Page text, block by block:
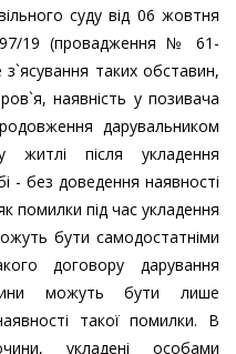
суду від 06 жовтня
19 (провадження № 61-
таких обставин,
наявність у позивача
дарувальником
житлі після укладення
- без доведення наявності
помилки під час укладення
бути самодостатніми
договору дарування
можуть бути лише
такої помилки. В
укладені особами